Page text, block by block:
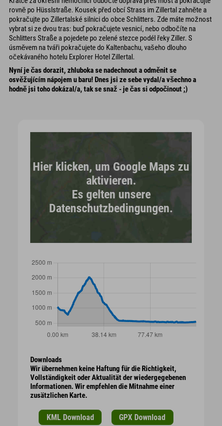
rovně po Hüsslstraße. Kousek před obcí Strass im Zillertal zahněte a
pokračujte po Zillertalské silnici do obce Schlitters. Zde máte možnost
vybrat si ze dvou tras: buď pokračujete vesnicí, nebo odbočíte na
Schlitters Straße a pojedete po zelené stezce podél řeky Ziller. S
úsměvem na tváři pokračujete do Kaltenbachu, vašeho dlouho
očekávaného hotelu Explorer Hotel Zillertal.
Nyní je čas dorazit, zhluboka se nadechnout a odměnit se
osvěžujícím nápojem u baru! Dnes jsi ze sebe vydal/a všechno a
hodně jsi toho dokázal/a, tak se snaž - je čas si odpočinout ;)
Hier klicken, um Google Maps zu
aktivieren.
Es gelten unsere
Datenschutzbedingungen.
Downloads
Wir übernehmen keine Haftung für die Richtigkeit,
Vollständigkeit oder Aktualität der wiedergegebenen
Informationen. Wir empfehlen die Mitnahme einer
zusätzlichen Karte.
KML Download GPX Download